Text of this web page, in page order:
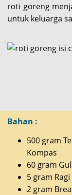
roti goreng
untuk keluarga
Bahan :
500 gram
Kompas
60 gram
5 gram
2 gram